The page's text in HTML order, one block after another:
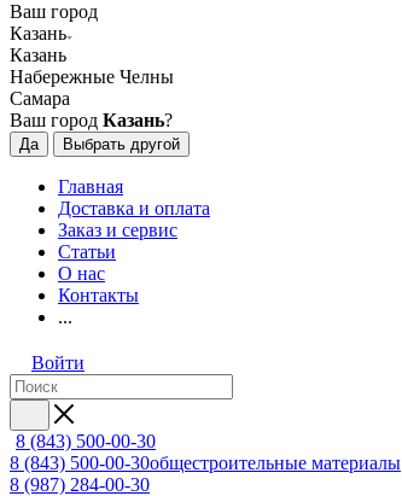
Ваш город
Казань
Казань
Набережные Челны
Самара
Ваш город Казань?
Да Выбрать другой
Главная
Доставка и оплата
Заказ и сервис
Статьи
О нас
Контакты
...
Войти
8 (843) 500-00-30
8 (843) 500-00-30общестроительные материалы
8 (987) 284-00-30